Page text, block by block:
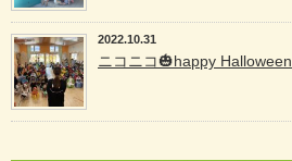
2022.10.31
ニコニコ🎃happy Halloween